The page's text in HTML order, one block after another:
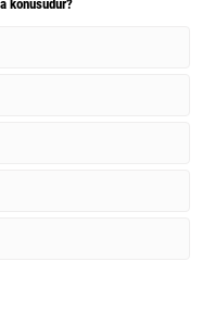
konusudur?